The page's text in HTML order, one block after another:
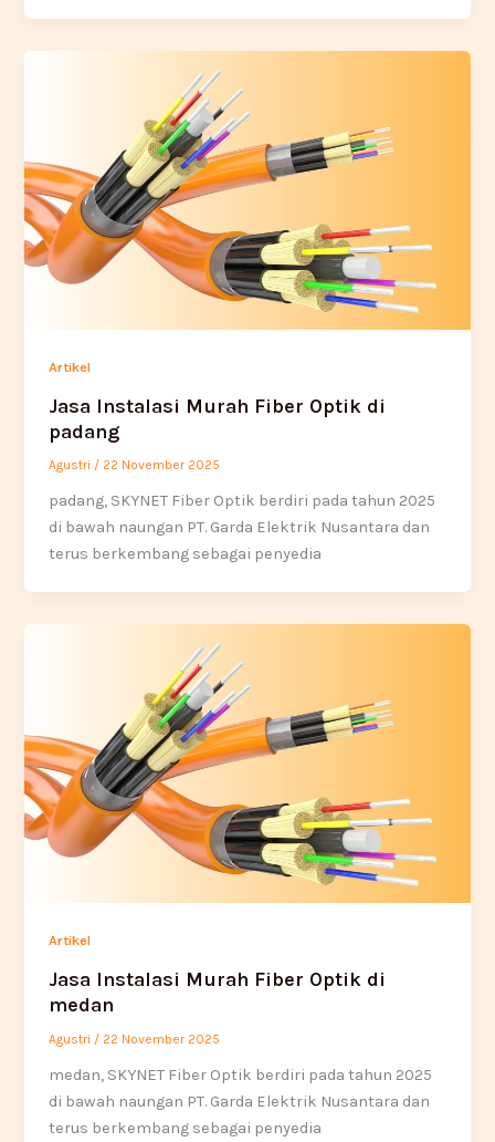
Artikel
Jasa Instalasi Murah Fiber Optik di
padang
Agustri / 22 November 2025
padang, SKYNET Fiber Optik berdiri pada tahun 2025
di bawah naungan PT. Garda Elektrik Nusantara dan
terus berkembang sebagai penyedia
Artikel
Jasa Instalasi Murah Fiber Optik di
medan
Agustri / 22 November 2025
medan, SKYNET Fiber Optik berdiri pada tahun 2025
di bawah naungan PT. Garda Elektrik Nusantara dan
terus berkembang sebagai penyedia